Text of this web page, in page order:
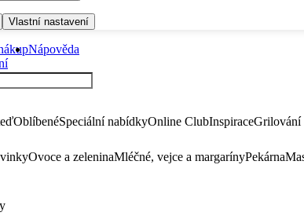
Vlastní nastavení
Nápověda
OblíbenéSpeciální nabídkyOnline ClubInspiraceGrilování
Ovoce a zeleninaMléčné, vejce a margarínyPekárna